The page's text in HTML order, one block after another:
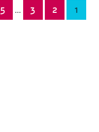
Posts
pagination
1
2
3
…
5